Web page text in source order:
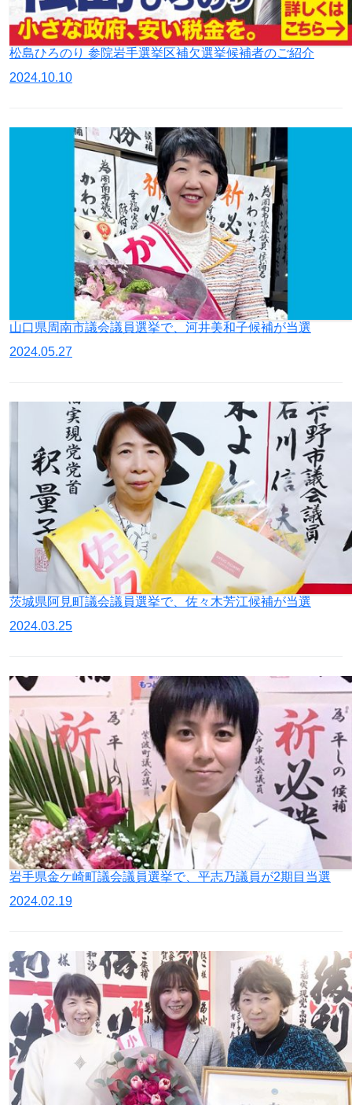
松島ひろのり 参院岩手選挙区補欠選挙候補者のご紹介
2024.10.10
山口県周南市議会議員選挙で、河井美和子候補が当選
2024.05.27
茨城県阿見町議会議員選挙で、佐々木芳江候補が当選
2024.03.25
岩手県金ケ崎町議会議員選挙で、平志乃議員が2期目当選
2024.02.19